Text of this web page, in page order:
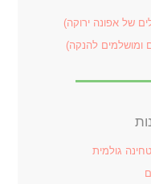
של אפונה ירוקה)
ומושלמים להנקה)
גולמית